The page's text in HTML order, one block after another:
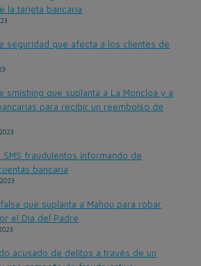
la tarjeta bancaria
seguridad que afecta a los clientes de
smishing que suplanta a La Moncloa y a
para recibir un reembolso de
SMS fraudulentos informando de
bancaria
que suplanta a Mahou para robar
el Día del Padre
acusado de delitos a través de un